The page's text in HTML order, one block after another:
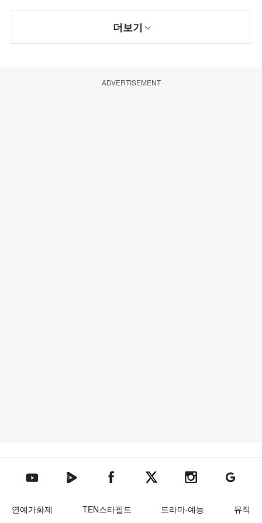
더보기
ADVERTISEMENT
텐아시아 유튜브텐아시아 네이버TV텐아시아 페이스북텐아시아 엑스텐아시아 인스타그램
텐아시아
연예가화제 TEN스타필드 드라마·예능 뮤직